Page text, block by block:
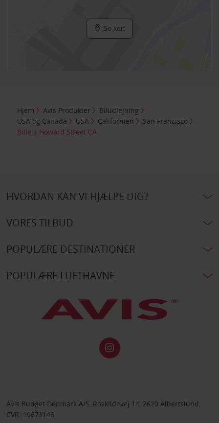
Se kort
Hjem Avis Produkter
Biludlejning
USA og Canada
USA Californien
San Francisco
Billeje Howard Street CA
HVORDAN KAN VI HJÆLPE DIG?
VORES TILBUD
POPULÆRE DESTINATIONER
POPULÆRE LUFTHAVNE
Avis Budget Denmark A/S, Roskildevej 14, 2620 Albertslund,
CVR: 19673146